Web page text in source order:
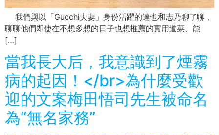
我們與以「Gucchi夫妻」身份活躍的達也和志乃聊了聊，
聊聊他們即使在不想多想的日子也想推薦的實用道菜、能
[…]
當我長大后，我意識到了煙霧
病的起因！</br>為什麼受歡
迎的文案梅田悟司先生被命名
為“無名家務”